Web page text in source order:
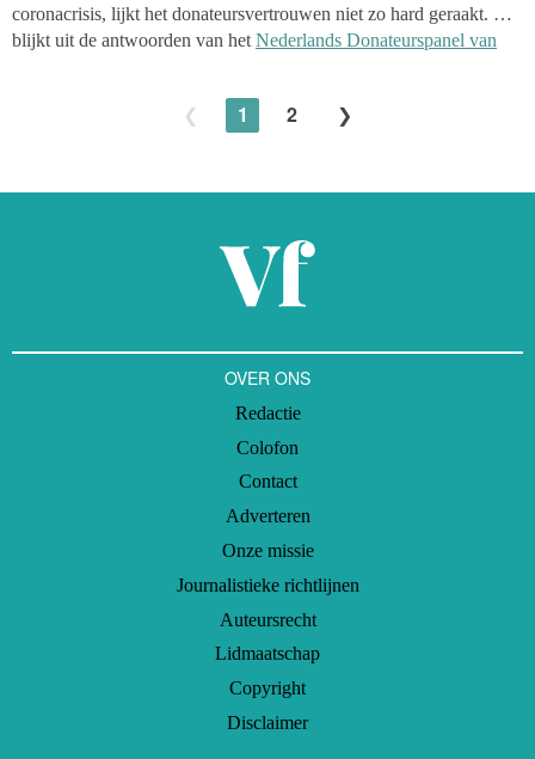
coronacrisis, lijkt het donateursvertrouwen niet zo hard geraakt. Dat
blijkt uit de antwoorden van hetNederlands Donateurspanel van
consumentenvertrouwen, gepeild door het Centraal Bureau voor de
Statistiek, daalt het donateursvertrouwen veel minder snel. Ook
1 2
OVER ONS
Redactie
Colofon
Contact
Adverteren
Onze missie
Journalistieke richtlijnen
Auteursrecht
Lidmaatschap
Copyright
Disclaimer